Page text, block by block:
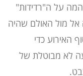
על ה"רדידות"
אל מול האולם שהיה
האירוע כדי
לא מבוטלת של